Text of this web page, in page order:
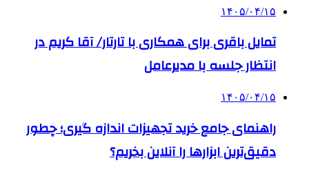
۱۴۰۵/۰۴/۱۵
تمایل باقری برای همکاری با تارتار/ آقا کریم در
انتظار جلسه با مدیرعامل
۱۴۰۵/۰۴/۱۵
راهنمای جامع خرید تجهیزات اندازه گیری؛ چطور
دقیق‌ترین ابزارها را آنلاین بخریم؟